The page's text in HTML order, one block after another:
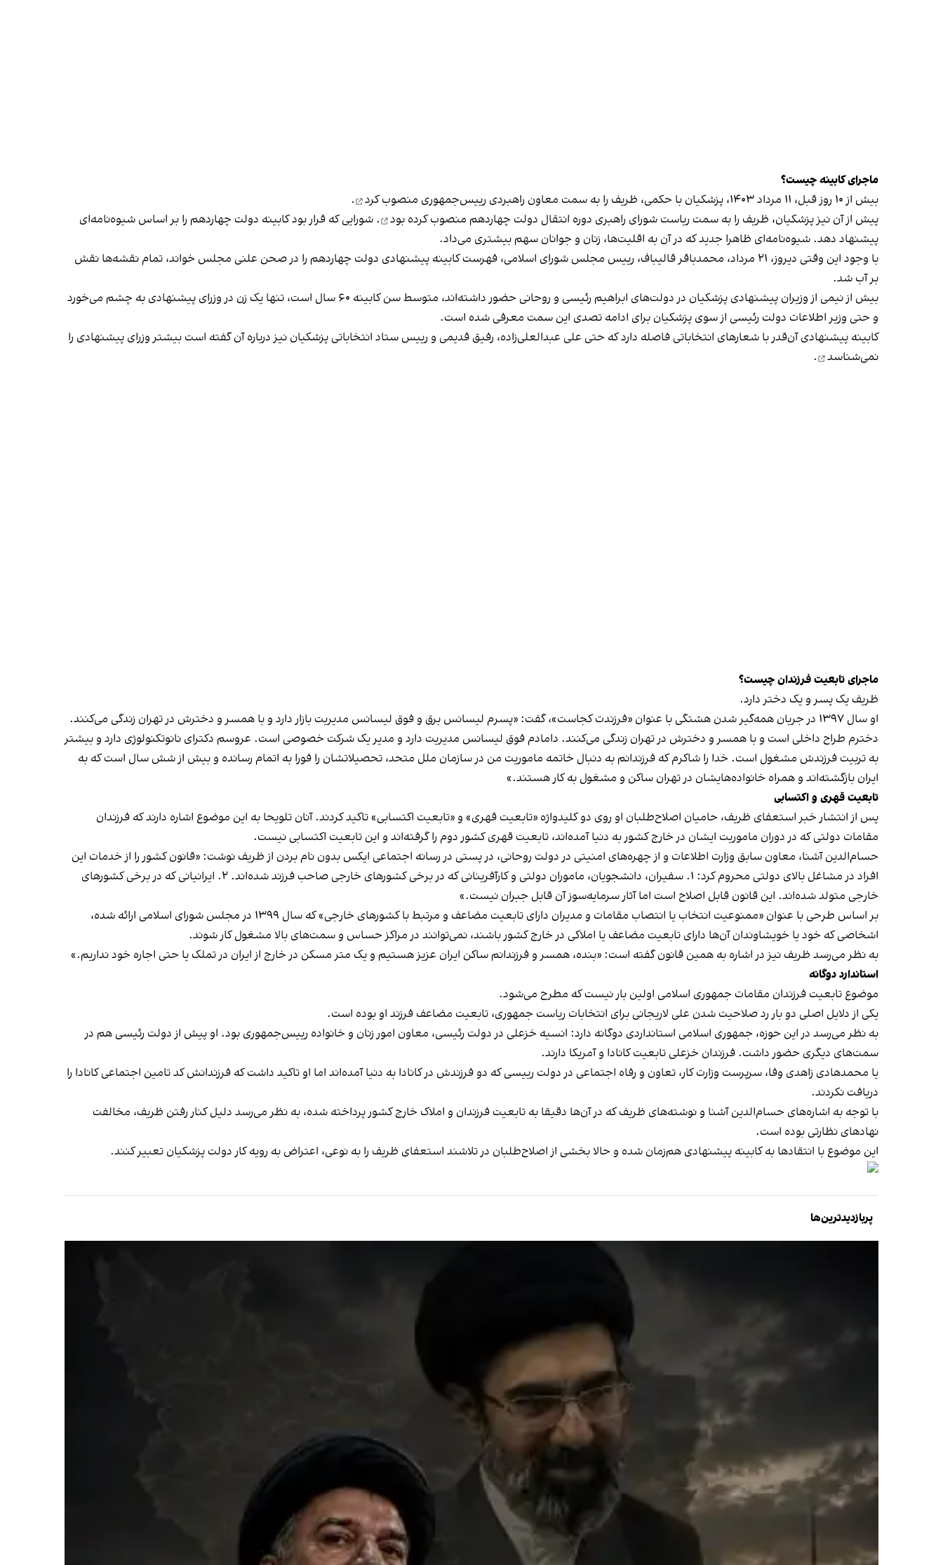
ماجرای کابینه چیست؟
بیش از ۱۰ روز قبل، ۱۱ مرداد ۱۴۰۳، پزشکیان با حکمی، ظریف را به سمت معاون راهبردی رییس‌جمهوری
منصوب کرد
.
پیش از آن نیز پزشکیان، ظریف را به سمت ریاست شورای راهبری دوره انتقال دولت چهاردهم منصوبکرده بود
. شورایی که قرار بود کابینه دولت چهاردهم را بر اساس شیوه‌نامه‌ای
پیشنهاد دهد. شیوه‌نامه‌ای ظاهرا جدید که در آن به اقلیت‌ها، زنان و جوانان سهم بیشتری می‌داد.
با وجود این وقتی دیروز، ۲۱ مرداد، محمدباقر قالیباف، رییس مجلس شورای اسلامی، فهرست کابینه پیشنهادی دولت چهاردهم را در صحن علنی مجلس خواند، تمام نقشه‌ها نقش
بر آب شد.
بیش از نیمی از وزیران پیشنهادی پزشکیان در دولت‌های ابراهیم رئیسی و روحانی حضور داشته‌اند، متوسط سن کابینه ۶۰ سال است، تنها یک زن در وزرای پیشنهادی به چشم می‌خورد
و حتی وزیر اطلاعات دولت رئیسی از سوی پزشکیان برای ادامه تصدی این سمت معرفی شده است.
کابینه پیشنهادی آن‌قدر با شعارهای انتخاباتی فاصله دارد که حتی علی عبدالعلی‌زاده، رفیق قدیمی و رییس ستاد انتخاباتی پزشکیان نیز درباره آن گفته است بیشتر وزرای پیشنهادی را
نمی‌شناسد
.
ماجرای تابعیت فرزندان چیست؟
ظریف یک پسر و یک دختر دارد.
او سال ۱۳۹۷ در جریان همه‌گیر شدن هشتگی با عنوان «فرزندت کجاست»، گفت: «پسرم لیسانس برق و فوق لیسانس مدیریت بازار دارد و با همسر و دخترش در تهران زندگی می‌کنند.
دخترم طراح داخلی است و با همسر و دخترش در تهران زندگی می‌کنند. دامادم فوق لیسانس مدیریت دارد و مدیر یک شرکت خصوصی است. عروسم دکترای نانوتکنولوژی دارد و بیشتر
به تربیت فرزندش مشغول است. خدا را شاکرم که فرزندانم به دنبال خاتمه ماموریت من در سازمان ملل متحد، تحصیلاتشان را فورا به اتمام رسانده و بیش از شش سال است که به
ایران بازگشته‌اند و همراه خانواده‌هایشان در تهران ساکن و مشغول به کار هستند.»
تابعیت قهری و اکتسابی
پس از انتشار خبر استعفای ظریف، حامیان اصلاح‌طلبان او روی دو کلید‌واژه «تابعیت قهری» و «تابعیت اکتسابی» تاکید کردند. آنان تلویحا به این موضوع اشاره دارند که فرزندان
مقامات دولتی که در دوران ماموریت ایشان در خارج کشور به دنیا آمده‌اند، تابعیت قهری کشور دوم را گرفته‌اند و این تابعیت اکتسابی نیست.
حسام‌الدین آشنا، معاون سابق وزارت اطلاعات و از چهره‌های امنیتی در دولت روحانی، در پستی در رسانه اجتماعی ایکس بدون نام بردن از ظریف نوشت: «قانون کشور را از خدمات این
افراد در مشاغل بالای دولتی محروم کرد: ۱. سفیران، دانشجویان، ماموران دولتی و کارآفرینانی که در برخی کشورهای خارجی صاحب فرزند شده‌اند. ۲. ایرانیانی که در برخی کشورهای
خارجی متولد شده‌اند. این قانون قابل اصلاح است اما آثار سرمایه‌سوز آن قابل جبران نیست.»
بر اساس طرحی با عنوان «ممنوعیت انتخاب یا انتصاب مقامات و مدیران دارای تابعیت مضاعف و مرتبط با کشورهای خارجی» که سال ۱۳۹۹ در مجلس شورای اسلامی ارائه شده،
اشخاصی که خود یا خویشاوندان آن‌ها دارای تابعیت مضاعف یا املاکی در خارج کشور باشند، نمی‌توانند در مراکز حساس و سمت‌های بالا مشغول کار شوند.
به نظر می‌رسد ظریف نیز در اشاره به همین قانون گفته است: «بنده، همسر و فرزندانم ساکن ایران‌ عزیز هستیم و یک متر مسکن در خارج از ایران در تملک یا حتی اجاره خود نداریم.»
استاندارد دوگانه
موضوع تابعیت فرزندان مقامات جمهوری اسلامی اولین بار نیست که مطرح می‌شود.
یکی از دلایل اصلی دو بار رد صلاحیت شدن علی لاریجانی برای انتخابات ریاست جمهوری، تابعیت مضاعف فرزند او بوده است.
به نظر می‌رسد در این حوزه، جمهوری اسلامی استانداردی دوگانه دارد: انسیه خزعلی در دولت رئیسی، معاون امور زنان و خانواده رییس‌جمهوری بود. او پیش از دولت رئیسی هم در
سمت‌های دیگری حضور داشت. فرزندان خزعلی تابعیت کانادا و آمریکا دارند.
یا محمدهادی زاهدی وفا، سرپرست وزارت کار، تعاون و رفاه اجتماعی در دولت رییسی که دو فرزندش در کانادا به دنیا آمده‌اند اما او تاکید داشت که فرزندانش کد تامین اجتماعی کانادا را
دریافت نکردند.
با توجه به اشاره‌های حسام‌الدین آشنا و نوشته‌های ظریف که در آن‌ها دقیقا به تابعیت فرزندان و املاک خارج کشور پرداخته شده، به نظر می‌رسد دلیل کنار رفتن ظریف، مخالفت
نهادهای نظارتی بوده است.
این موضوع با انتقادها به کابینه پیشنهادی هم‌زمان شده و حالا بخشی از اصلاح‌طلبان در تلاشند استعفای ظریف را به نوعی، اعتراض به رویه کار دولت پزشکیان تعبیر کنند.
پربازدیدترین‌ها